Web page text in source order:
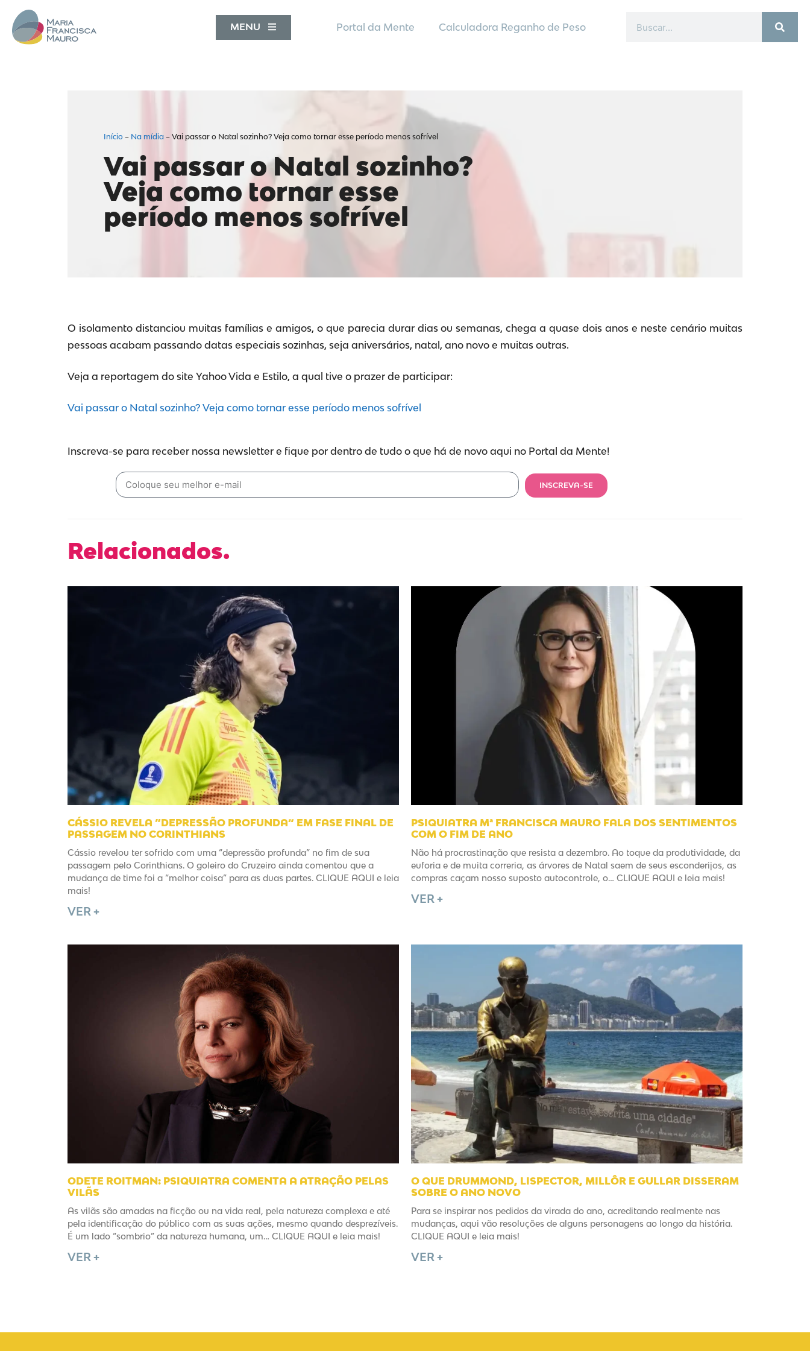
MENU Portal da Mente Calculadora Reganho de Peso
Início – Na mídia – Vai passar o Natal sozinho? Veja como tornar esse período menos sofrível
Vai passar o Natal sozinho?
Veja como tornar esse
período menos sofrível
O isolamento distanciou muitas famílias e amigos, o que parecia durar dias ou semanas, chega a quase dois anos e neste cenário muitas
pessoas acabam passando datas especiais sozinhas, seja aniversários, natal, ano novo e muitas outras.
Veja a reportagem do site Yahoo Vida e Estilo, a qual tive o prazer de participar:
Vai passar o Natal sozinho? Veja como tornar esse período menos sofrível
Inscreva-se para receber nossa newsletter e fique por dentro de tudo o que há de novo aqui no Portal da Mente!
INSCREVA-SE
Relacionados.
CÁSSIO REVELA “DEPRESSÃO PROFUNDA” EM FASE FINAL DE
PASSAGEM NO CORINTHIANS
Cássio revelou ter sofrido com uma “depressão profunda” no fim de sua
passagem pelo Corinthians. O goleiro do Cruzeiro ainda comentou que a
mudança de time foi a “melhor coisa” para as duas partes. CLIQUE AQUI e leia
mais!
VER +
PSIQUIATRA Mª FRANCISCA MAURO FALA DOS SENTIMENTOS
COM O FIM DE ANO
Não há procrastinação que resista a dezembro. Ao toque da produtividade, da
euforia e de muita correria, as árvores de Natal saem de seus esconderijos, as
compras caçam nosso suposto autocontrole, o… CLIQUE AQUI e leia mais!
VER +
ODETE ROITMAN: PSIQUIATRA COMENTA A ATRAÇÃO PELAS
VILÃS
As vilãs são amadas na ficção ou na vida real, pela natureza complexa e até
pela identificação do público com as suas ações, mesmo quando desprezíveis.
É um lado “sombrio” da natureza humana, um… CLIQUE AQUI e leia mais!
VER +
O QUE DRUMMOND, LISPECTOR, MILLÔR E GULLAR DISSERAM
SOBRE O ANO NOVO
Para se inspirar nos pedidos da virada do ano, acreditando realmente nas
mudanças, aqui vão resoluções de alguns personagens ao longo da história.
CLIQUE AQUI e leia mais!
VER +